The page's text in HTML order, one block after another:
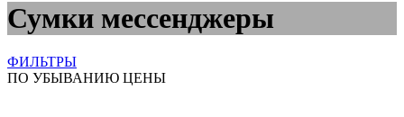
Сумки мессенджеры
ФИЛЬТРЫ
ПО УБЫВАНИЮ ЦЕНЫ